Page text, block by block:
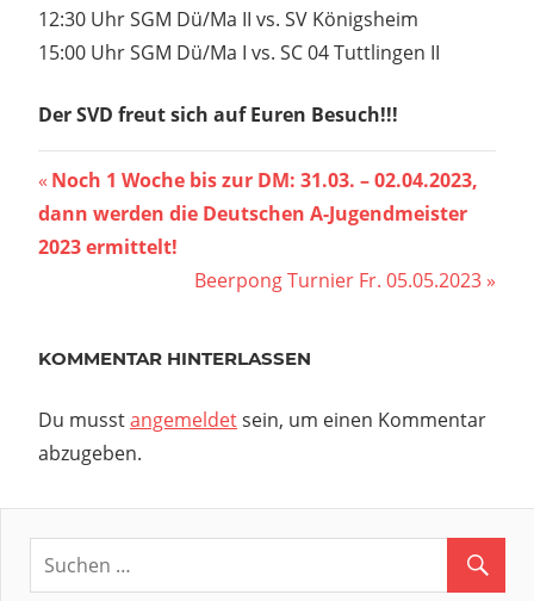
12:30 Uhr SGM Dü/Ma II vs. SV Königsheim​
15:00 Uhr SGM Dü/Ma I vs. SC 04 Tuttlingen II
Der SVD freut sich auf Euren Besuch!!!
Beitragsnavigation
Vorheriger
Beitrag:
Noch 1 Woche bis zur DM: 31.03. – 02.04.2023,
dann werden die Deutschen A-Jugendmeister
2023 ermittelt!
Nächster
Beerpong Turnier Fr. 05.05.2023
KOMMENTAR HINTERLASSEN
Du musstangemeldetsein, um einen Kommentar
abzugeben.